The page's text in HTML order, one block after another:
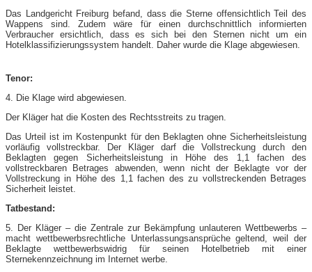
Das Landgericht Freiburg befand, dass die Sterne offensichtlich Teil des
Wappens sind. Zudem wäre für einen durchschnittlich informierten
Verbraucher ersichtlich, dass es sich bei den Sternen nicht um ein
Hotelklassifizierungssystem handelt. Daher wurde die Klage abgewiesen.
Tenor:
4. Die Klage wird abgewiesen.
Der Kläger hat die Kosten des Rechtsstreits zu tragen.
Das Urteil ist im Kostenpunkt für den Beklagten ohne Sicherheitsleistung
vorläufig vollstreckbar. Der Kläger darf die Vollstreckung durch den
Beklagten gegen Sicherheitsleistung in Höhe des 1,1 fachen des
vollstreckbaren Betrages abwenden, wenn nicht der Beklagte vor der
Vollstreckung in Höhe des 1,1 fachen des zu vollstreckenden Betrages
Sicherheit leistet.
Tatbestand:
5. Der Kläger – die Zentrale zur Bekämpfung unlauteren Wettbewerbs –
macht wettbewerbsrechtliche Unterlassungsansprüche geltend, weil der
Beklagte wettbewerbswidrig für seinen Hotelbetrieb mit einer
Sternekennzeichnung im Internet werbe.